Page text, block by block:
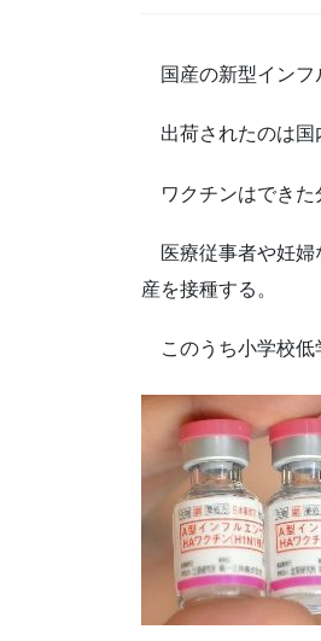
国産の新型インフ
出荷されたのは国
ワクチンはできた
医療従事者や妊婦
産を接種する。
このうち小学校低